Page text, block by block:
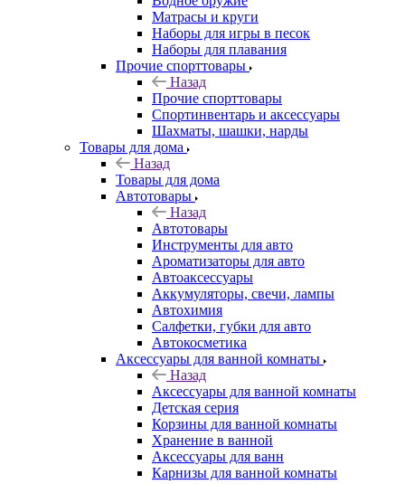
Матрасы и круги
Наборы для игры в песок
Наборы для плавания
Прочие спорттовары
Назад
Прочие спорттовары
Спортинвентарь и аксессуары
Шахматы, шашки, нарды
Товары для дома
Назад
Товары для дома
Автотовары
Назад
Автотовары
Инструменты для авто
Ароматизаторы для авто
Автоаксессуары
Аккумуляторы, свечи, лампы
Автохимия
Салфетки, губки для авто
Автокосметика
Аксессуары для ванной комнаты
Назад
Аксессуары для ванной комнаты
Детская серия
Корзины для ванной комнаты
Хранение в ванной
Аксессуары для ванн
Карнизы для ванной комнаты